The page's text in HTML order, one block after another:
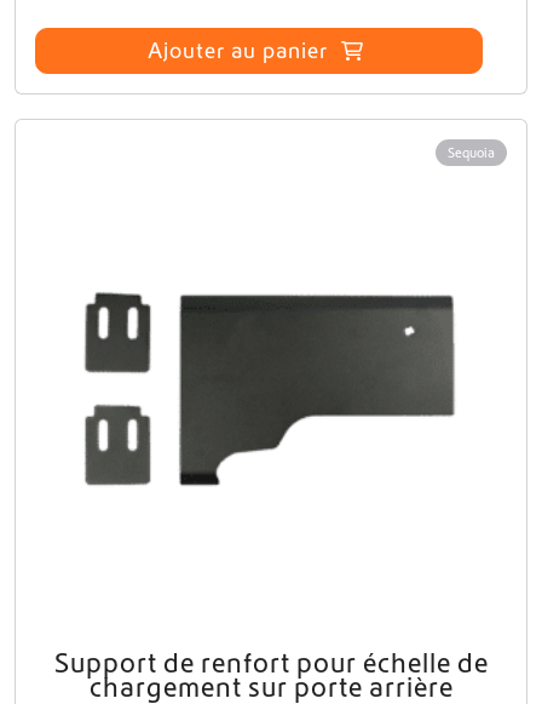
Ajouter au panier
Sequoia
Support de renfort pour échelle de
chargement sur porte arrière